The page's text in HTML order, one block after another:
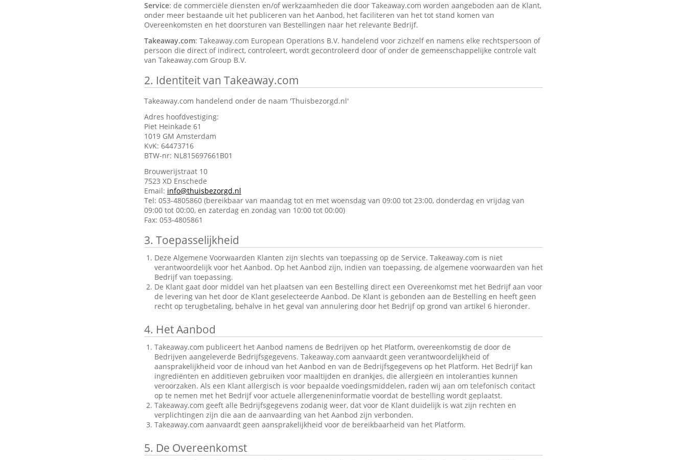
Service: de commerciële diensten en/of werkzaamheden die door Takeaway.com worden aangeboden aan de Klant,
onder meer bestaande uit het publiceren van het Aanbod, het faciliteren van het tot stand komen van
Overeenkomsten en het doorsturen van Bestellingen naar het relevante Bedrijf.
Takeaway.com: Takeaway.com European Operations B.V. handelend voor zichzelf en namens elke rechtspersoon of
persoon die direct of indirect, controleert, wordt gecontroleerd door of onder de gemeenschappelijke controle valt
van Takeaway.com Group B.V.
2. Identiteit van Takeaway.com
Takeaway.com handelend onder de naam 'Thuisbezorgd.nl'
Adres hoofdvestiging:
Piet Heinkade 61
1019 GM Amsterdam
KvK: 64473716
BTW-nr: NL815697661B01
Brouwerijstraat 10
7523 XD Enschede
Email: info@thuisbezorgd.nl
Tel: 053-4805860 (bereikbaar van maandag tot en met woensdag van 09:00 tot 23:00, donderdag en vrijdag van
09:00 tot 00:00, en zaterdag en zondag van 10:00 tot 00:00)
Fax: 053-4805861
3. Toepasselijkheid
Deze Algemene Voorwaarden Klanten zijn slechts van toepassing op de Service. Takeaway.com is niet
verantwoordelijk voor het Aanbod. Op het Aanbod zijn, indien van toepassing, de algemene voorwaarden van het
Bedrijf van toepassing.
De Klant gaat door middel van het plaatsen van een Bestelling direct een Overeenkomst met het Bedrijf aan voor
de levering van het door de Klant geselecteerde Aanbod. De Klant is gebonden aan de Bestelling en heeft geen
recht op terugbetaling, behalve in het geval van annulering door het Bedrijf op grond van artikel 6 hieronder.
4. Het Aanbod
Takeaway.com publiceert het Aanbod namens de Bedrijven op het Platform, overeenkomstig de door de
Bedrijven aangeleverde Bedrijfsgegevens. Takeaway.com aanvaardt geen verantwoordelijkheid of
aansprakelijkheid voor de inhoud van het Aanbod en van de Bedrijfsgegevens op het Platform. Het Bedrijf kan
ingrediënten en additieven gebruiken voor maaltijden en drankjes, die allergieën en intoleranties kunnen
veroorzaken. Als een Klant allergisch is voor bepaalde voedingsmiddelen, raden wij aan om telefonisch contact
op te nemen met het Bedrijf voor actuele allergeneninformatie voordat de bestelling wordt geplaatst.
Takeaway.com geeft alle Bedrijfsgegevens zodanig weer, dat voor de Klant duidelijk is wat zijn rechten en
verplichtingen zijn die aan de aanvaarding van het Aanbod zijn verbonden.
Takeaway.com aanvaardt geen aansprakelijkheid voor de bereikbaarheid van het Platform.
5. De Overeenkomst